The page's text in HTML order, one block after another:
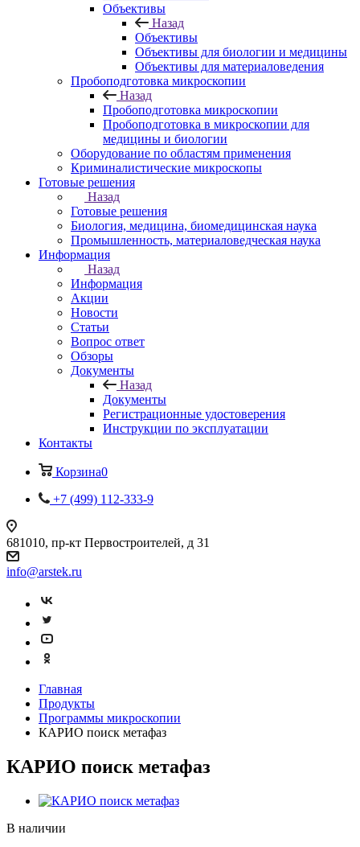
Объективы
Назад
Объективы
Объективы для биологии и медицины
Объективы для материаловедения
Пробоподготовка микроскопии
Назад
Пробоподготовка микроскопии
Пробоподготовка в микроскопии для
медицины и биологии
Оборудование по областям применения
Криминалистические микроскопы
Готовые решения
Назад
Готовые решения
Биология, медицина, биомедицинская наука
Промышленность, материаловедческая наука
Информация
Назад
Информация
Акции
Новости
Статьи
Вопрос ответ
Обзоры
Документы
Назад
Документы
Регистрационные удостоверения
Инструкции по эксплуатации
Контакты
Корзина0
+7 (499) 112-333-9
681010, пр-кт Первостроителей, д 31
info@arstek.ru
Главная
Продукты
Программы микроскопии
КАРИО поиск метафаз
КАРИО поиск метафаз
В наличии